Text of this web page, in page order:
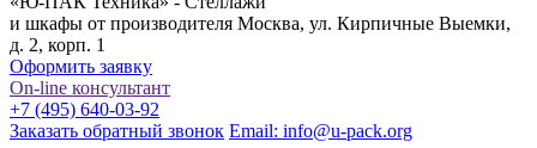
и шкафы от производителя Москва, ул. Кирпичные Выемки,
д. 2, корп. 1
Оформить заявку
On-line консультант
+7 (495) 640-03-92
Заказать обратный звонок Email: info@u-pack.org